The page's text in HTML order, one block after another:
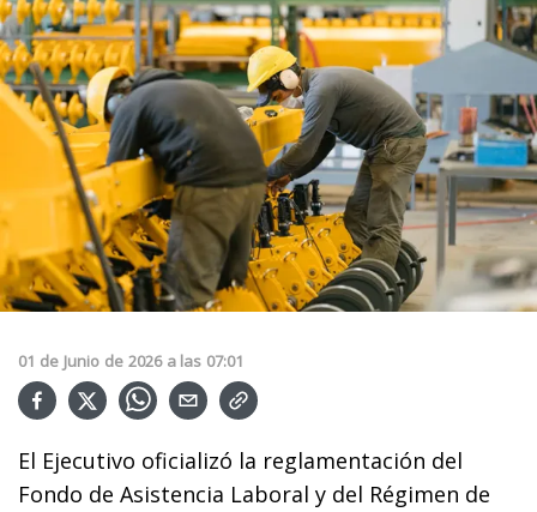
01 de Junio de 2026 a las 07:01
El Ejecutivo oficializó la reglamentación del
Fondo de Asistencia Laboral y del Régimen de